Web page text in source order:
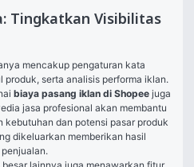
Tingkatkan Visibilitas
mencakup pengaturan kata
produk, serta analisis performa iklan.
biaya pasang iklan di Shopee juga
jasa profesional akan membantu
kebutuhan dan potensi pasar produk
dikeluarkan memberikan hasil